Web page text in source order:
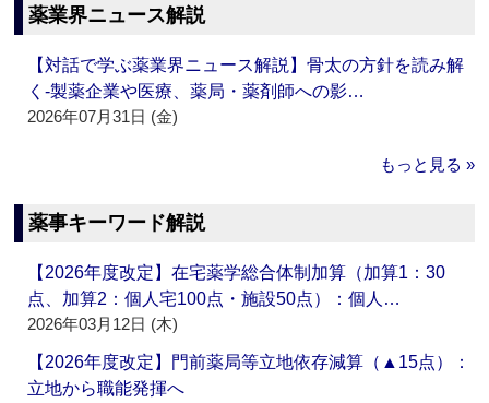
薬業界ニュース解説
【対話で学ぶ薬業界ニュース解説】骨太の方針を読み解
く‐製薬企業や医療、薬局・薬剤師への影…
2026年07月31日 (金)
もっと見る »
薬事キーワード解説
【2026年度改定】在宅薬学総合体制加算（加算1：30
点、加算2：個人宅100点・施設50点）：個人…
2026年03月12日 (木)
【2026年度改定】門前薬局等立地依存減算（▲15点）：
立地から職能発揮へ